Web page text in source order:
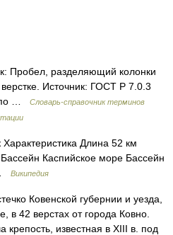
Пробел, разделяющий колонки
Источник: ГОСТ Р 7.0.3
по …
Словарь-справочник терминов
Длина 52 км
Каспийское море Бассейн
Википедия
Ковенской губернии и уезда,
в 42 верстах от города Ковно.
крепость, известная в XIII в. под